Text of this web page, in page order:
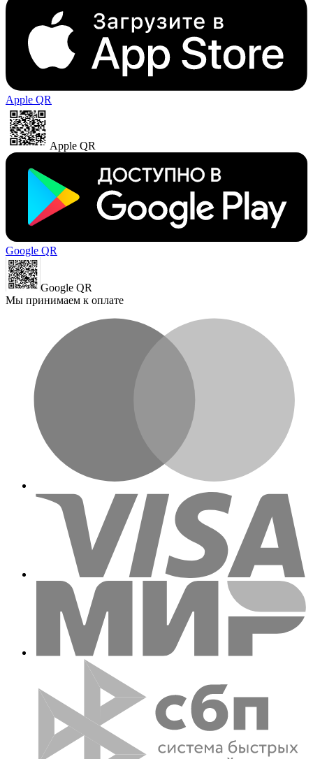
Apple QR
Apple QR
Google QR
Google QR
Мы принимаем к оплате